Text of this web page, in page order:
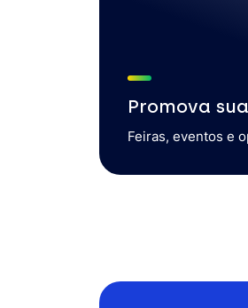
Promova
Feiras, eventos e